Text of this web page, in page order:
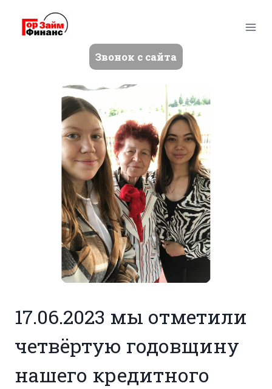
содержимому
Звонок с сайта
17.06.2023 мы отметили
четвёртую годовщину
нашего кредитного